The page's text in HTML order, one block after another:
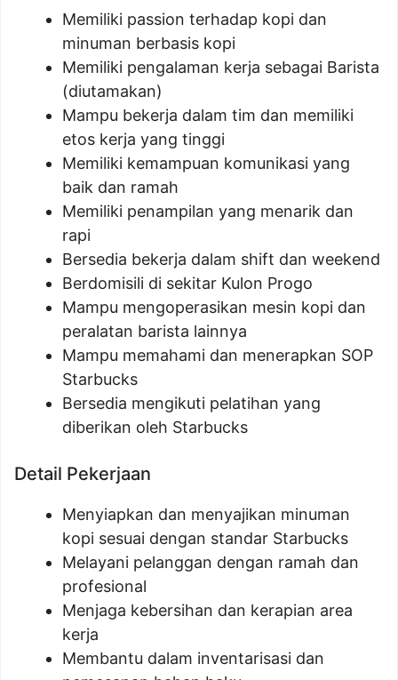
Memiliki passion terhadap kopi dan
minuman berbasis kopi
Memiliki pengalaman kerja sebagai Barista
(diutamakan)
Mampu bekerja dalam tim dan memiliki
etos kerja yang tinggi
Memiliki kemampuan komunikasi yang
baik dan ramah
Memiliki penampilan yang menarik dan
rapi
Bersedia bekerja dalam shift dan weekend
Berdomisili di sekitar Kulon Progo
Mampu mengoperasikan mesin kopi dan
peralatan barista lainnya
Mampu memahami dan menerapkan SOP
Starbucks
Bersedia mengikuti pelatihan yang
diberikan oleh Starbucks
Detail Pekerjaan
Menyiapkan dan menyajikan minuman
kopi sesuai dengan standar Starbucks
Melayani pelanggan dengan ramah dan
profesional
Menjaga kebersihan dan kerapian area
kerja
Membantu dalam inventarisasi dan